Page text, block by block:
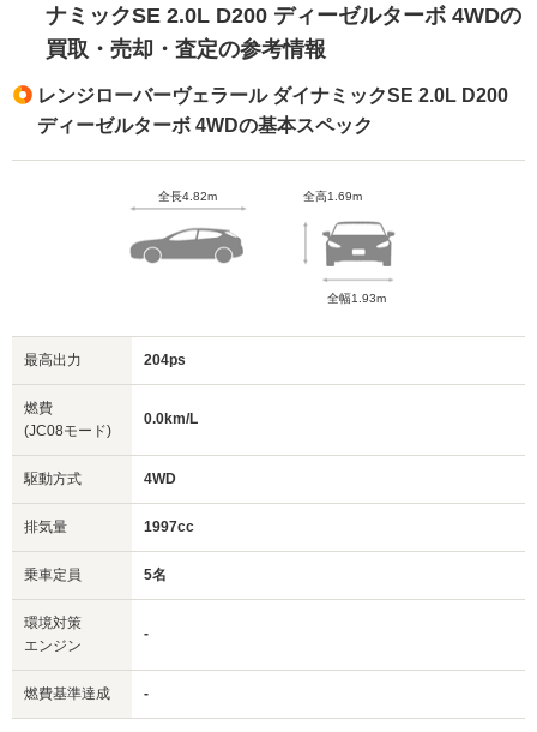
ナミックSE 2.0L D200 ディーゼルターボ 4WDの
買取・売却・査定の参考情報
レンジローバーヴェラール ダイナミックSE 2.0L D200
ディーゼルターボ 4WDの基本スペック
全長4.82m 全高1.69m
全幅1.93m
最高出力 204ps
燃費
(JC08モード)
0.0km/L
駆動方式 4WD
排気量 1997cc
乗車定員 5名
環境対策
エンジン
-
燃費基準達成 -